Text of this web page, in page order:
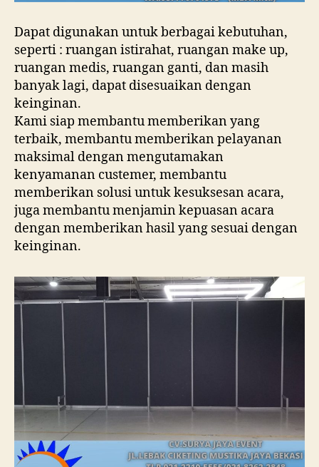
Dapat digunakan untuk berbagai kebutuhan,
seperti : ruangan istirahat, ruangan make up,
ruangan medis, ruangan ganti, dan masih
banyak lagi, dapat disesuaikan dengan
keinginan.
Kami siap membantu memberikan yang
terbaik, membantu memberikan pelayanan
maksimal dengan mengutamakan
kenyamanan custemer, membantu
memberikan solusi untuk kesuksesan acara,
juga membantu menjamin kepuasan acara
dengan memberikan hasil yang sesuai dengan
keinginan.